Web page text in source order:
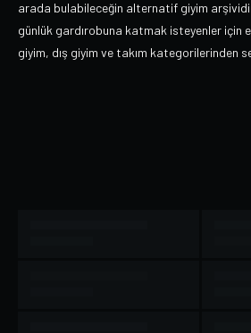
arada bulabileceğin alternatif giyim
günlük gardırobuna katmak isteyenler için
giyim, dış giyim ve takım kategorilerinden